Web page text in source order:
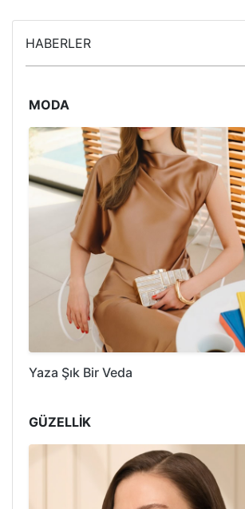
HABERLER
MODA
Yaza Şık Bir Veda
GÜZELLİK